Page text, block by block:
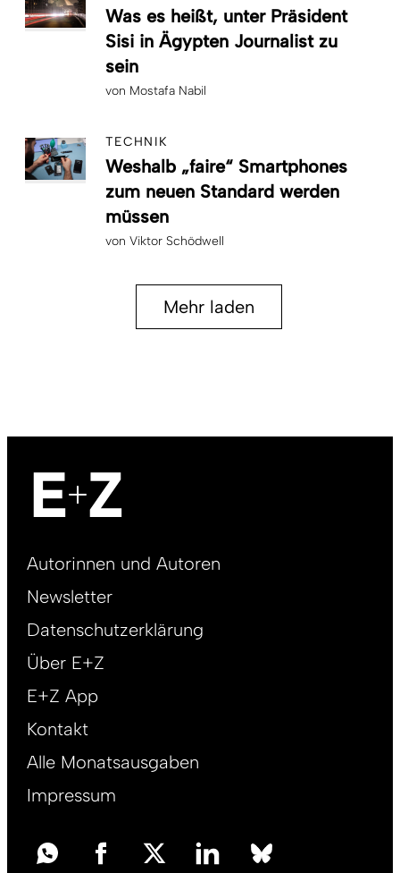
Was es heißt, unter Präsident
Sisi in Ägypten Journalist zu
sein
von Mostafa Nabil
TECHNIK
Weshalb „faire“ Smartphones
zum neuen Standard werden
müssen
von Viktor Schödwell
Mehr laden
Footer
DE
Autorinnen und Autoren
Newsletter
Datenschutzerklärung
Über E+Z
E+Z App
Kontakt
Alle Monatsausgaben
Impressum